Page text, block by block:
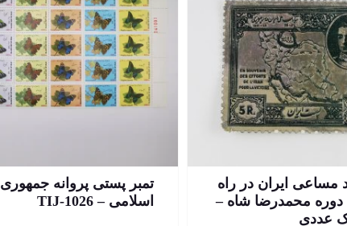
مساعی ایران در راه
دوره محمدرضا شاه –
عددی
تمبر پستی پروانه جمهوری
اسلامی – TIJ-1026